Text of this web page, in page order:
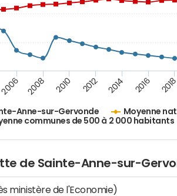
Anne-sur-Gervonde
Moyenne
communes de 500 à 2 000 habitants
2006 2008 2010 2012 2014 2016 2018
de Sainte-Anne-sur-
ministère de l'Economie)